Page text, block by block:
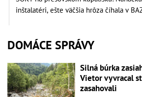
inštalatéri, ešte väčšia hrôza číhala v
DOMÁCE SPRÁVY
Silná búrka
Vietor vyvracal
zasahovali